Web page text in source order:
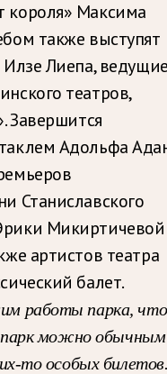
короля» Максима
также выступят
Илзе Лиепа,
театров,
Завершится
Адольфа
Станиславского
Микиртичевой
артистов театра
балет.
работы парка, что
парк можно обычным
то особых